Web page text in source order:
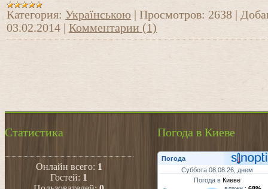
Категория: Українською Просмотров: 2638
03.02.2014
Комментарии (1)
Статистика
Онлайн всего: 1
Гостей: 1
Погода в Киеве
Погода
Суббота 08.08.26, днем
Погода вКиеве